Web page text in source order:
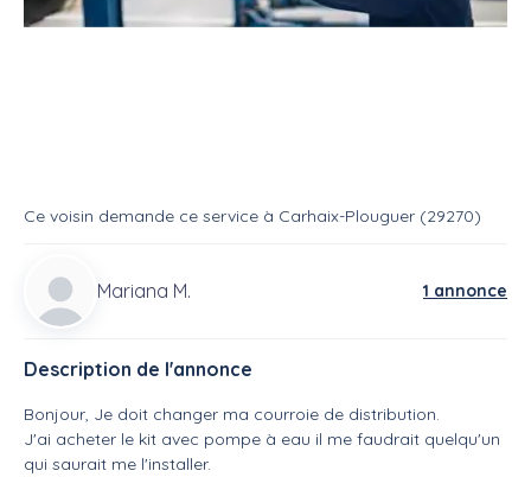
Ce voisin demande ce service à Carhaix-Plouguer (29270)
Mariana M. 1 annonce
Description de l'annonce
Bonjour, Je doit changer ma courroie de distribution.
J'ai acheter le kit avec pompe à eau il me faudrait quelqu'un
qui saurait me l'installer.